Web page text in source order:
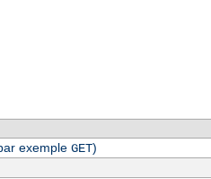
exemple GET)